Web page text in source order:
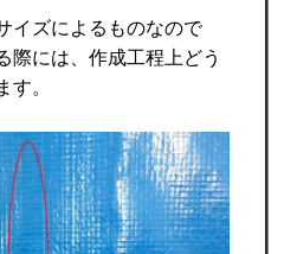
イズによるものなので
際には、作成工程上どう
。